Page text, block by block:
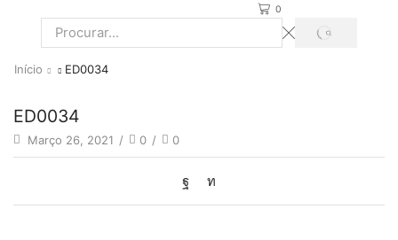
0
Search
PROCURAR
Início ED0034
ED0034
Março 26, 2021 / 0 / 0